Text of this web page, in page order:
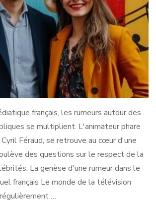
français, les rumeurs autour des
se multiplient. L'animateur phare
Féraud, se retrouve au cœur d'une
des questions sur le respect de la
La genèse d'une rumeur dans le
français Le monde de la télévision
…